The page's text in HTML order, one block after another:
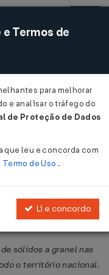
Acessar
Nº 441 DE
sólidos a granel nas
o território nacional.
Termos de
para melhorar
e analisar o tráfego do
de Proteção de Dados
que leu e concorda com
Termo de Uso .
Li e concordo